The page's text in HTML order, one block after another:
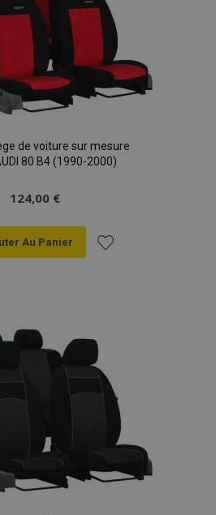
de voiture sur mesure
80 B4 (1990-2000)
124,00 €
Au Panier
liste
d'achats